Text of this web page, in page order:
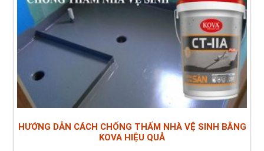
HƯỚNG DẪN CÁCH CHỐNG THẤM NHÀ VỆ SINH BẰNG
KOVA HIỆU QUẢ